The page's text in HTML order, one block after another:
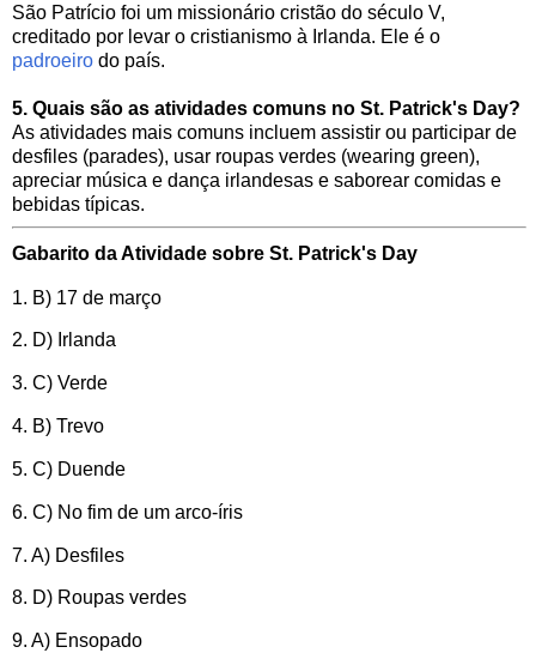
São Patrício foi um missionário cristão do século V,
creditado por levar o cristianismo à Irlanda. Ele é o
padroeiro do país.
5. Quais são as atividades comuns no St. Patrick's Day?
As atividades mais comuns incluem assistir ou participar de
desfiles (parades), usar roupas verdes (wearing green),
apreciar música e dança irlandesas e saborear comidas e
bebidas típicas.
Gabarito da Atividade sobre St. Patrick's Day
1. B) 17 de março
2. D) Irlanda
3. C) Verde
4. B) Trevo
5. C) Duende
6. C) No fim de um arco-íris
7. A) Desfiles
8. D) Roupas verdes
9. A) Ensopado